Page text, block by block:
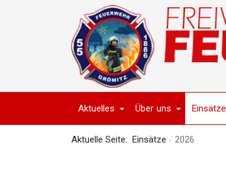
Aktuelles Über uns Einsätze
Aktuelle Seite: Einsätze 2026